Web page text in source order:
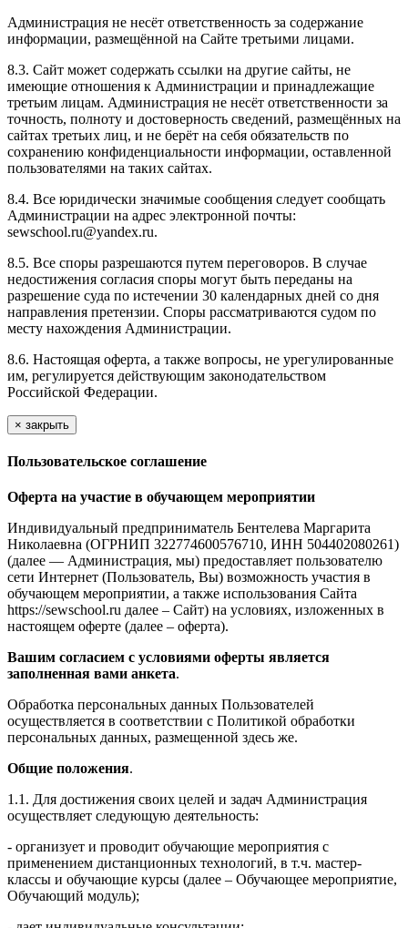
Администрация не несёт ответственность за содержание
информации, размещённой на Сайте третьими лицами.
8.3. Сайт может содержать ссылки на другие сайты, не
имеющие отношения к Администрации и принадлежащие
третьим лицам. Администрация не несёт ответственности за
точность, полноту и достоверность сведений, размещённых на
сайтах третьих лиц, и не берёт на себя обязательств по
сохранению конфиденциальности информации, оставленной
пользователями на таких сайтах.
8.4. Все юридически значимые сообщения следует сообщать
Администрации на адрес электронной почты:
sewschool.ru@yandex.ru.
8.5. Все споры разрешаются путем переговоров. В случае
недостижения согласия споры могут быть переданы на
разрешение суда по истечении 30 календарных дней со дня
направления претензии. Споры рассматриваются судом по
месту нахождения Администрации.
8.6. Настоящая оферта, а также вопросы, не урегулированные
им, регулируется действующим законодательством
Российской Федерации.
× закрыть
Пользовательское соглашение
Оферта на участие в обучающем мероприятии
Индивидуальный предприниматель Бентелева Маргарита
Николаевна (ОГРНИП 322774600576710, ИНН 504402080261)
(далее — Администрация, мы) предоставляет пользователю
сети Интернет (Пользователь, Вы) возможность участия в
обучающем мероприятии, а также использования Сайта
https://sewschool.ru далее – Сайт) на условиях, изложенных в
настоящем оферте (далее – оферта).
Вашим согласием с условиями оферты является
заполненная вами анкета.
Обработка персональных данных Пользователей
осуществляется в соответствии с Политикой обработки
персональных данных, размещенной здесь же.
Общие положения.
1.1. Для достижения своих целей и задач Администрация
осуществляет следующую деятельность:
- организует и проводит обучающие мероприятия с
применением дистанционных технологий, в т.ч. мастер-
классы и обучающие курсы (далее – Обучающее мероприятие,
Обучающий модуль);